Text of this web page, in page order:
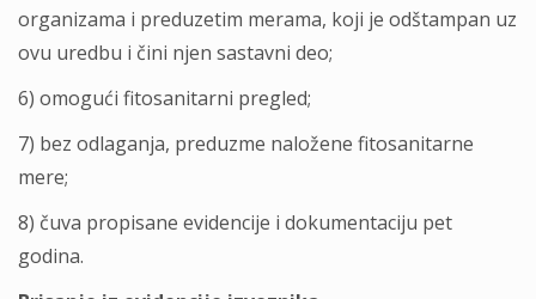
organizama i preduzetim merama, koji je odštampan uz
ovu uredbu i čini njen sastavni deo;
6) omogući fitosanitarni pregled;
7) bez odlaganja, preduzme naložene fitosanitarne
mere;
8) čuva propisane evidencije i dokumentaciju pet
godina.